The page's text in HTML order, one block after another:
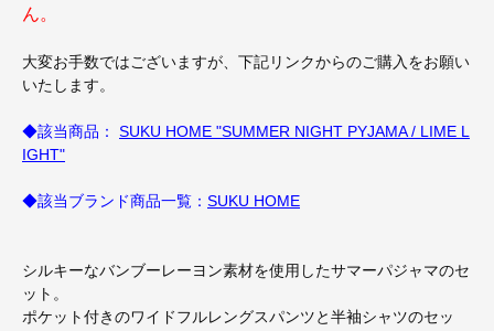
ん。
大変お手数ではございますが、下記リンクからのご購入をお願い
いたします。
◆該当商品： SUKU HOME "SUMMER NIGHT PYJAMA / LIME L
IGHT"
◆該当ブランド商品一覧： SUKU HOME
シルキーなバンブーレーヨン素材を使用したサマーパジャマのセ
ット。
ポケット付きのワイドフルレングスパンツと半袖シャツのセッ